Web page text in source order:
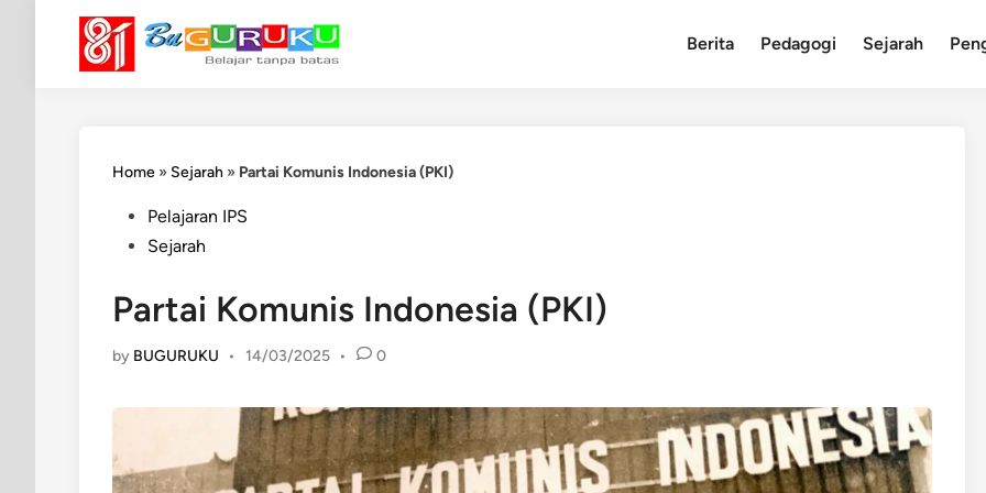
content
Berita Pedagogi Sejarah
Home » Sejarah » Partai Komunis Indonesia (PKI)
PostedPelajaran IPS
Sejarah
Partai Komunis Indonesia (PKI)
by BUGURUKU • 14/03/2025 • 0